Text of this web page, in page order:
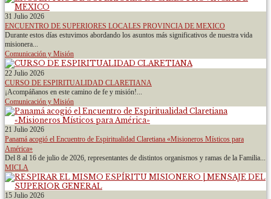
31 Julio 2026
ENCUENTRO DE SUPERIORES LOCALES PROVINCIA DE MEXICO
Durante estos días estuvimos abordando los asuntos más significativos de nuestra vida
misionera...
Comunicación y Misión
22 Julio 2026
CURSO DE ESPIRITUALIDAD CLARETIANA
¡Acompáñanos en este camino de fe y misión!...
Comunicación y Misión
21 Julio 2026
Panamá acogió el Encuentro de Espiritualidad Claretiana «Misioneros Místicos para
América»
Del 8 al 16 de julio de 2026, representantes de distintos organismos y ramas de la Familia...
MICLA
15 Julio 2026